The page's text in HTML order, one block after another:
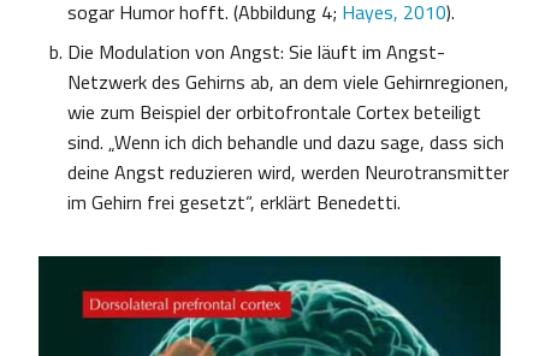
sogar Humor hofft. (Abbildung 4; Hayes, 2010).
Die Modulation von Angst: Sie läuft im Angst-
Netzwerk des Gehirns ab, an dem viele Gehirnregionen,
wie zum Beispiel der orbitofrontale Cortex beteiligt
sind. „Wenn ich dich behandle und dazu sage, dass sich
deine Angst reduzieren wird, werden Neurotransmitter
im Gehirn frei gesetzt“, erklärt Benedetti.